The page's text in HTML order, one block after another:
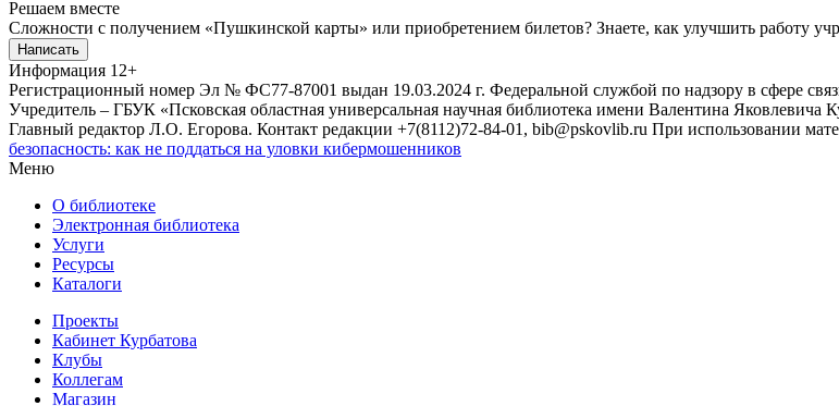
Решаем вместе
Сложности с получением «Пушкинской карты» или приобретением билетов? Знаете, как улучшить работу
Написать
Информация 12+
Регистрационный номер Эл № ФС77-87001 выдан 19.03.2024 г. Федеральной службой по надзору в сфере
Учредитель – ГБУК «Псковская областная универсальная научная библиотека имени Валентина Яковлевича
Главный редактор Л.О. Егорова. Контакт редакции +7(8112)72-84-01, bib@pskovlib.ru При использовании
безопасность: как не поддаться на уловки кибермошенников
Меню
О библиотеке
Электронная библиотека
Услуги
Ресурсы
Каталоги
Проекты
Кабинет Курбатова
Клубы
Коллегам
Магазин